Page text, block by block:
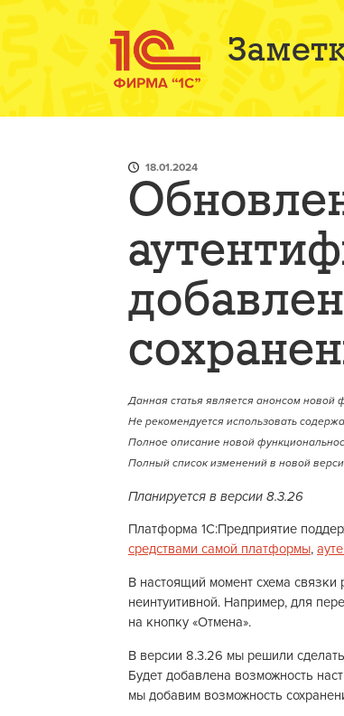
18.01.2024
Данная статья является анонсом новой
Не рекомендуется использовать
Полное описание новой
Полный список изменений в новой
Планируется в версии 8.3.26
Платформа 1С:Предприятие
средствами самой платформы,
В настоящий момент схема
неинтуитивной. Например, для
на кнопку «Отмена».
В версии 8.3.26 мы решили
Будет добавлена возможность
мы добавим возможность